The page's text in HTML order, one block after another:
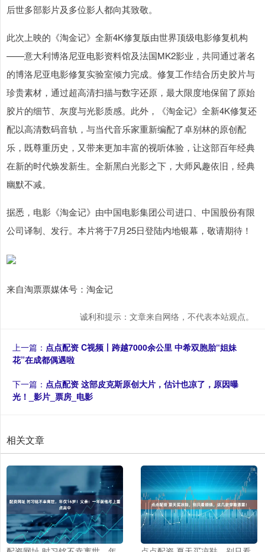
后世多部影片及多位影人都向其致敬。
此次上映的《淘金记》全新4K修复版由世界顶级电影修复机构
——意大利博洛尼亚电影资料馆及法国MK2影业，共同通过著名
的博洛尼亚电影修复实验室倾力完成。修复工作结合历史胶片与
珍贵素材，通过超高清扫描与数字还原，最大限度地保留了原始
胶片的细节、灰度与光影质感。此外，《淘金记》全新4K修复还
配以高清数码音轨，与当代音乐家重新编配了卓别林的原创配
乐，既尊重历史，又带来更加丰富的视听体验，让这部百年经典
在新的时代焕发新生。全新黑白光影之下，大师风趣依旧，经典
幽默不减。
据悉，电影《淘金记》由中国电影集团公司进口、中国股份有限
公司译制、发行。本片将于7月25日登陆内地银幕，敬请期待！
来自淘票票媒体号：淘金记
诚利和提示：文章来自网络，不代表本站观点。
上一篇： 点点配资 C视频丨跨越7000余公里 中希双胞胎“姐妹
花”在成都偶遇啦
下一篇： 点点配资 这部皮克斯原创大片，估计也凉了，原因曝
光！_影片_票房_电影
相关文章